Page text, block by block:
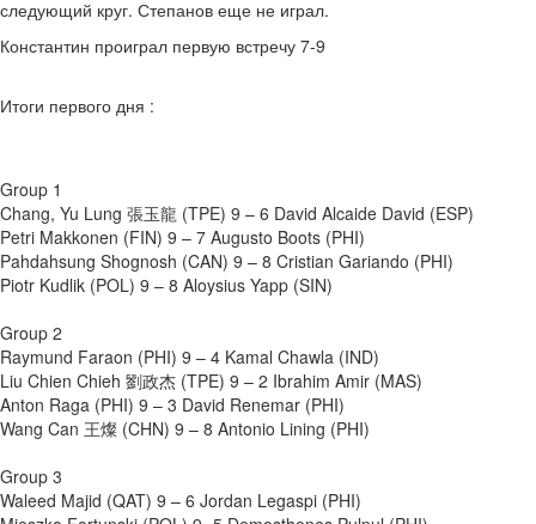
следующий круг. Степанов еще не играл.
Константин проиграл первую встречу 7-9
Итоги первого дня :
Group 1
Chang, Yu Lung 張玉龍 (TPE) 9 – 6 David Alcaide David (ESP)
Petri Makkonen (FIN) 9 – 7 Augusto Boots (PHI)
Pahdahsung Shognosh (CAN) 9 – 8 Cristian Gariando (PHI)
Piotr Kudlik (POL) 9 – 8 Aloysius Yapp (SIN)
Group 2
Raymund Faraon (PHI) 9 – 4 Kamal Chawla (IND)
Liu Chien Chieh 劉政杰 (TPE) 9 – 2 Ibrahim Amir (MAS)
Anton Raga (PHI) 9 – 3 David Renemar (PHI)
Wang Can 王燦 (CHN) 9 – 8 Antonio Lining (PHI)
Group 3
Waleed Majid (QAT) 9 – 6 Jordan Legaspi (PHI)